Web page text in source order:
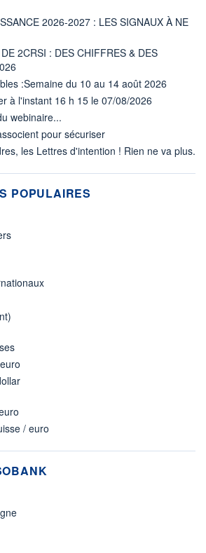
2026-2027 : LES SIGNAUX À NE
2CRSI : DES CHIFFRES & DES
:Semaine du 10 au 14 août 2026
à l'instant 16 h 15 le 07/08/2026
webinaire...
pour sécuriser
les Lettres d'intention ! Rien ne va plus.
POPULAIRES
/ euro